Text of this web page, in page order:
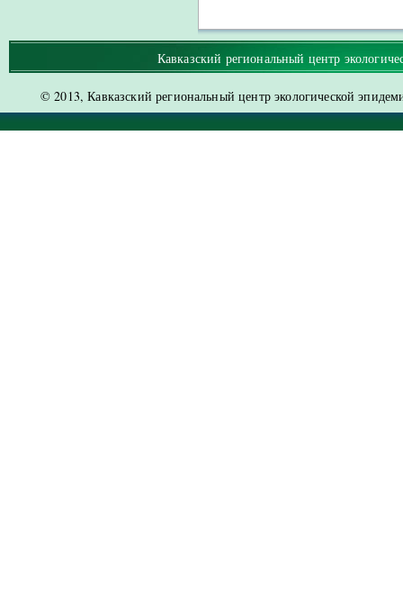
Кавказский региональный центр
© 2013, Кавказский региональный центр экологической